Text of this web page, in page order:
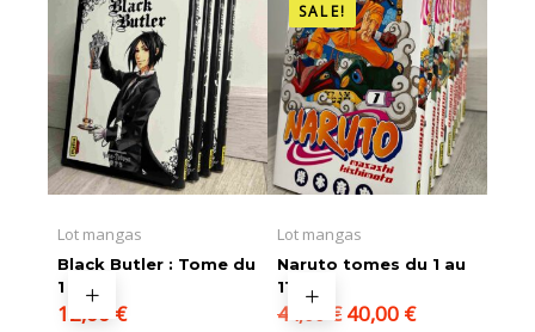
Lot mangas
Black Butler : Tome du
1 au 4
12,00 €
SALE!
Lot mangas
Naruto tomes du 1 au
11
44,00 €
Le
40,00 €
Le